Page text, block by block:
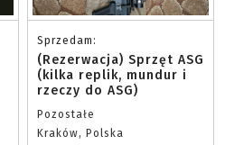
Sprzedam:
(Rezerwacja) Sprzęt ASG
(kilka replik, mundur i
rzeczy do ASG)
Pozostałe
Kraków, Polska